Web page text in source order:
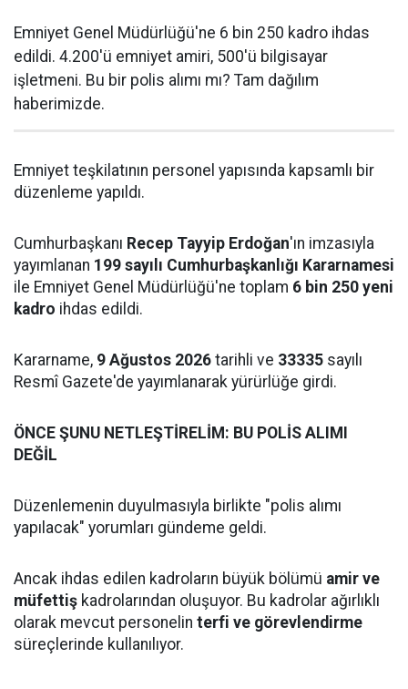
Emniyet Genel Müdürlüğü'ne 6 bin 250 kadro ihdas
edildi. 4.200'ü emniyet amiri, 500'ü bilgisayar
işletmeni. Bu bir polis alımı mı? Tam dağılım
haberimizde.
Emniyet teşkilatının personel yapısında kapsamlı bir
düzenleme yapıldı.
Cumhurbaşkanı Recep Tayyip Erdoğan'ın imzasıyla
yayımlanan 199 sayılı Cumhurbaşkanlığı Kararnamesi
ile Emniyet Genel Müdürlüğü'ne toplam 6 bin 250 yeni
kadro ihdas edildi.
Kararname, 9 Ağustos 2026 tarihli ve 33335 sayılı
Resmî Gazete'de yayımlanarak yürürlüğe girdi.
ÖNCE ŞUNU NETLEŞTİRELİM: BU POLİS ALIMI
DEĞİL
Düzenlemenin duyulmasıyla birlikte "polis alımı
yapılacak" yorumları gündeme geldi.
Ancak ihdas edilen kadroların büyük bölümü amir ve
müfettiş kadrolarından oluşuyor. Bu kadrolar ağırlıklı
olarak mevcut personelin terfi ve görevlendirme
süreçlerinde kullanılıyor.